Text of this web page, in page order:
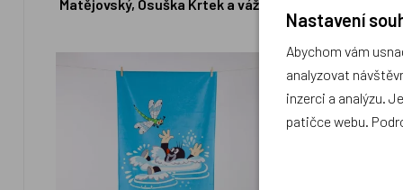
Matějovský, Osuška Krtek a vážka
Nastavení
Abychom vám
analyzovat
inzerci a analýzu.
patičce webu.